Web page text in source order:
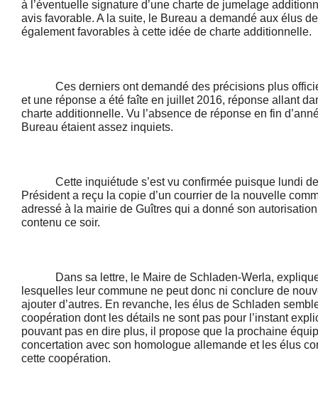
à l’éventuelle signature d’une charte de jumelage
avis favorable. A la suite, le Bureau a demandé aux élus
également favorables à cette idée de charte additionnelle.
Ces derniers ont demandé des précisions plus
et une réponse a été faîte en juillet 2016, réponse allant
charte additionnelle. Vu l’absence de réponse en fin
Bureau étaient assez inquiets.
Cette inquiétude s’est vu confirmée puisque lundi
Président a reçu la copie d’un courrier de la nouvelle
adressé à la mairie de Guîtres qui a donné son
contenu ce soir.
Dans sa lettre, le Maire de Schladen-Werla, explique
lesquelles leur commune ne peut donc ni conclure de
ajouter d’autres. En revanche, les élus de Schladen
coopération dont les détails ne sont pas pour l’instant
pouvant pas en dire plus, il propose que la prochaine
concertation avec son homologue allemande et les élus
cette coopération.